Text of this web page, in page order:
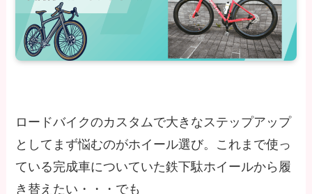
ロードバイクのカスタムで大きなステップアップ
としてまず悩むのがホイール選び。これまで使っ
ている完成車についていた鉄下駄ホイールから履
き替えたい・・・でも